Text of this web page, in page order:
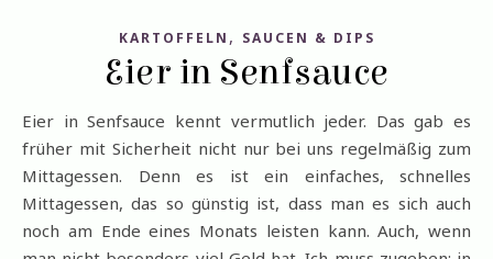
KARTOFFELN , SAUCEN & DIPS
Eier in Senfsauce
Eier in Senfsauce kennt vermutlich jeder. Das gab es
früher mit Sicherheit nicht nur bei uns regelmäßig zum
Mittagessen. Denn es ist ein einfaches, schnelles
Mittagessen, das so günstig ist, dass man es sich auch
noch am Ende eines Monats leisten kann. Auch, wenn